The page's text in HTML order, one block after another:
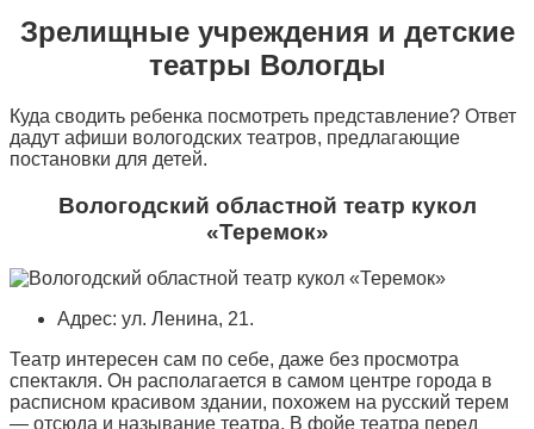
Зрелищные учреждения и детские
театры Вологды
Куда сводить ребенка посмотреть представление? Ответ
дадут афиши вологодских театров, предлагающие
постановки для детей.
Вологодский областной театр кукол
«Теремок»
Адрес: ул. Ленина, 21.
Театр интересен сам по себе, даже без просмотра
спектакля. Он располагается в самом центре города в
расписном красивом здании, похожем на русский терем
— отсюда и называние театра. В фойе театра перед